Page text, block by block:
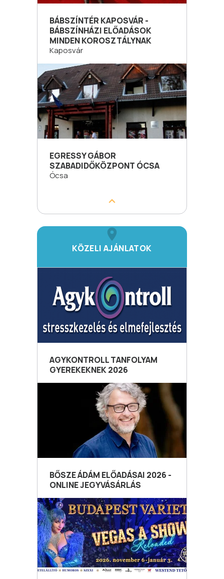
BÁBSZÍNTÉR KAPOSVÁR -
BÁBSZÍNHÁZI ELŐADÁSOK
MINDEN KOROSZTÁLYNAK
Kaposvár
EGRESSY GÁBOR
SZABADIDŐKÖZPONT ÓCSA
Ócsa
KÖZELI AJÁNLATOK
AGYKONTROLL TANFOLYAM
GYEREKEKNEK 2026
BŐSZE ÁDÁM ELŐADÁSAI 2026 -
ONLINE JEGYVÁSÁRLÁS